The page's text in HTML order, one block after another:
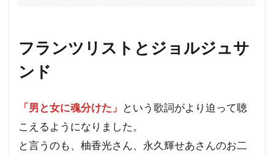
フランツリストとジョルジュサ
ンド
「男と女に魂分けた」 という歌詞がより迫って聴
こえるようになりました。
と言うのも、柚香光さん、永久輝せあさんのお二